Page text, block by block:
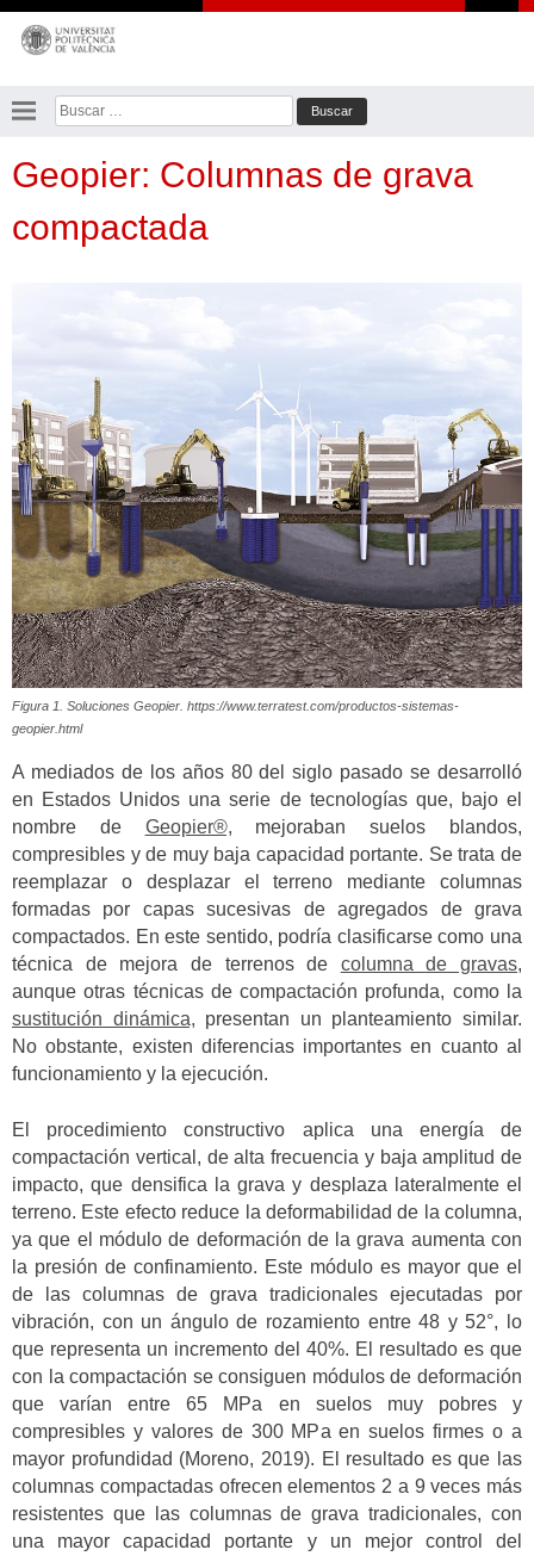
Saltar
contenido
Buscar:
Geopier: Columnas de grava
compactada
Figura 1. Soluciones Geopier. https://www.terratest.com/productos-sistemas-
geopier.html
A mediados de los años 80 del siglo pasado se desarrolló
en Estados Unidos una serie de tecnologías que, bajo el
nombre de Geopier®, mejoraban suelos blandos,
compresibles y de muy baja capacidad portante. Se trata de
reemplazar o desplazar el terreno mediante columnas
formadas por capas sucesivas de agregados de grava
compactados. En este sentido, podría clasificarse como una
técnica de mejora de terrenos de columna de gravas,
aunque otras técnicas de compactación profunda, como la
sustitución dinámica, presentan un planteamiento similar.
No obstante, existen diferencias importantes en cuanto al
funcionamiento y la ejecución.
El procedimiento constructivo aplica una energía de
compactación vertical, de alta frecuencia y baja amplitud de
impacto, que densifica la grava y desplaza lateralmente el
terreno. Este efecto reduce la deformabilidad de la columna,
ya que el módulo de deformación de la grava aumenta con
la presión de confinamiento. Este módulo es mayor que el
de las columnas de grava tradicionales ejecutadas por
vibración, con un ángulo de rozamiento entre 48 y 52°, lo
que representa un incremento del 40%. El resultado es que
con la compactación se consiguen módulos de deformación
que varían entre 65 MPa en suelos muy pobres y
compresibles y valores de 300 MPa en suelos firmes o a
mayor profundidad (Moreno, 2019). El resultado es que las
columnas compactadas ofrecen elementos 2 a 9 veces más
resistentes que las columnas de grava tradicionales, con
una mayor capacidad portante y un mejor control del